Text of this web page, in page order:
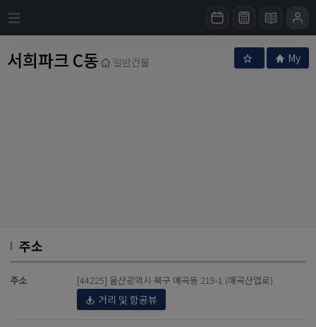
서희파크 C동 일반건물 My
주소
주소 [44225] 울산광역시 북구 매곡동 219-1 (매곡산업로)
거리 및 항공뷰